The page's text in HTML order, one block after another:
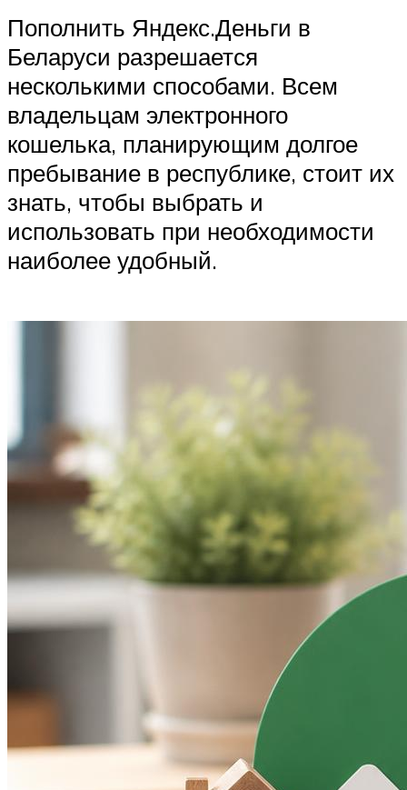
Пополнить Яндекс.Деньги в
Беларуси разрешается
несколькими способами. Всем
владельцам электронного
кошелька, планирующим долгое
пребывание в республике, стоит их
знать, чтобы выбрать и
использовать при необходимости
наиболее удобный.